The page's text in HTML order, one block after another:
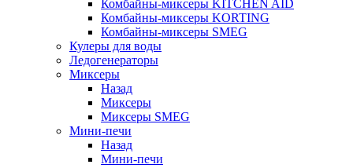
Комбайны-миксеры KITCHEN AID
Комбайны-миксеры KORTING
Комбайны-миксеры SMEG
Кулеры для воды
Ледогенераторы
Миксеры
Назад
Миксеры
Миксеры SMEG
Мини-печи
Назад
Мини-печи